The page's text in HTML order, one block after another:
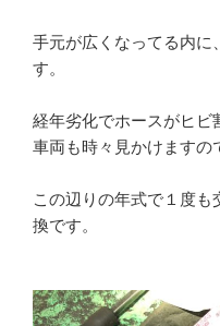
手元が広くなってる内に
す。
経年劣化でホースがヒビ
車両も時々見かけますの
この辺りの年式で１度
換です。